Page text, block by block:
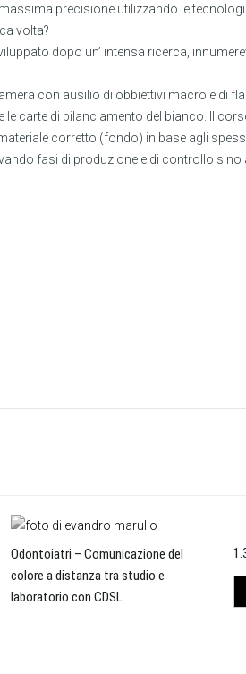
precisione utilizzando le
volta?
dopo un’ intensa ricerca,
con ausilio di obbiettivi macro e di
carte di bilanciamento del bianco. Il
corretto (fondo) in base agli
fasi di produzione e di controllo sino
Odontoiatri – Comunicazione del
colore a distanza tra studio e
laboratorio con CDSL